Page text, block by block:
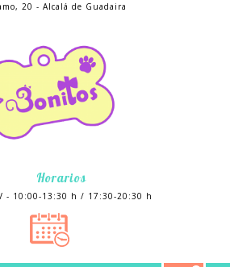
20 - Alcalá de Guadaira
Horarios
- 10:00-13:30 h / 17:30-20:30 h